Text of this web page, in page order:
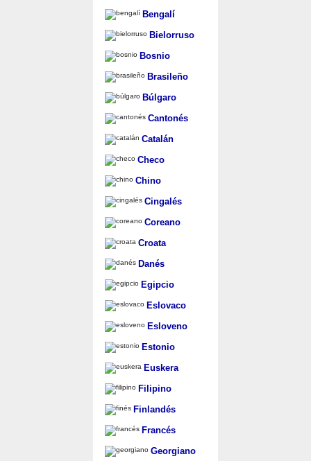
Bengalí
Bielorruso
Bosnio
Brasileño
Búlgaro
Cantonés
Catalán
Checo
Chino
Cingalés
Coreano
Croata
Danés
Egipcio
Eslovaco
Esloveno
Estonio
Euskera
Filipino
Finlandés
Francés
Georgiano